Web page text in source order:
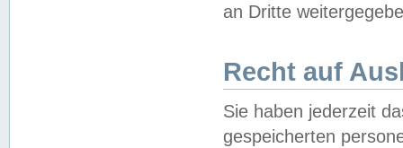
an Dritte
Recht auf
Sie haben jederzeit
gespeicherten